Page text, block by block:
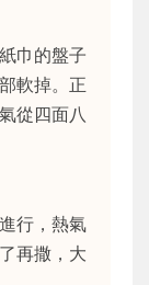
巾的盤子
軟掉。正
從四面八
進行，熱氣
再撒，大